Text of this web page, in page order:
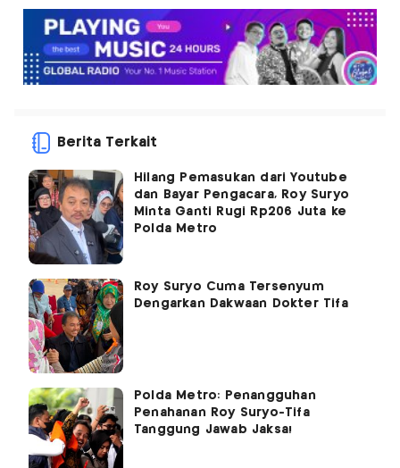
Berita Terkait
Hilang Pemasukan dari Youtube
dan Bayar Pengacara, Roy Suryo
Minta Ganti Rugi Rp206 Juta ke
Polda Metro
Roy Suryo Cuma Tersenyum
Dengarkan Dakwaan Dokter Tifa
Polda Metro: Penangguhan
Penahanan Roy Suryo-Tifa
Tanggung Jawab Jaksa!